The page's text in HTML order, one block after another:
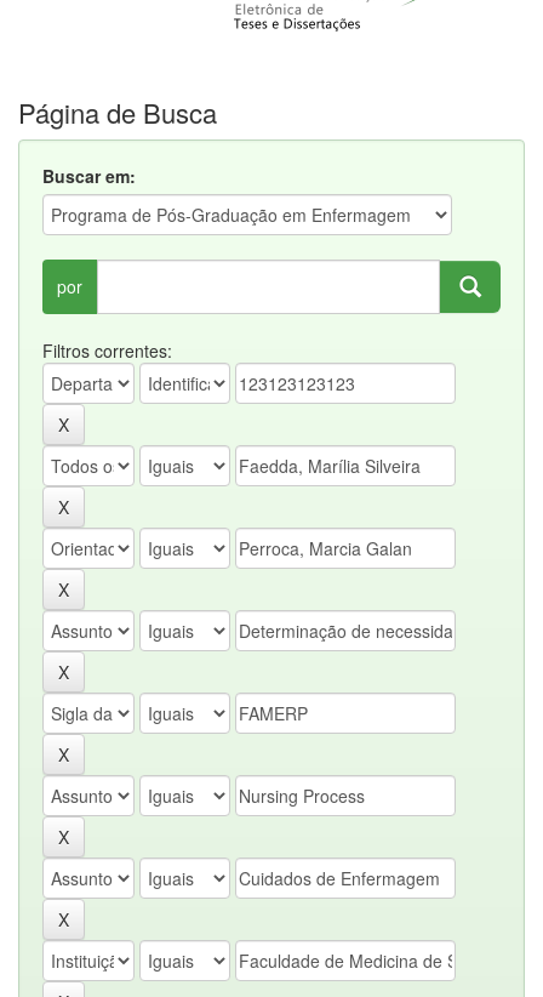
Página de Busca
Buscar em:
por
Filtros correntes: